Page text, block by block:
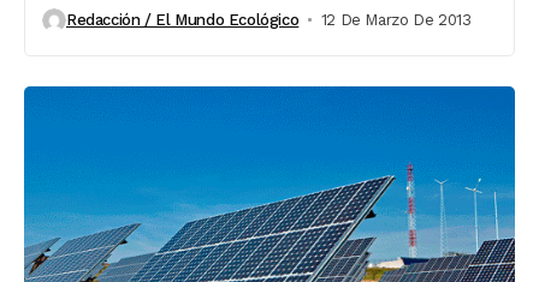
Redacción / El Mundo Ecológico 12 De Marzo De 2013